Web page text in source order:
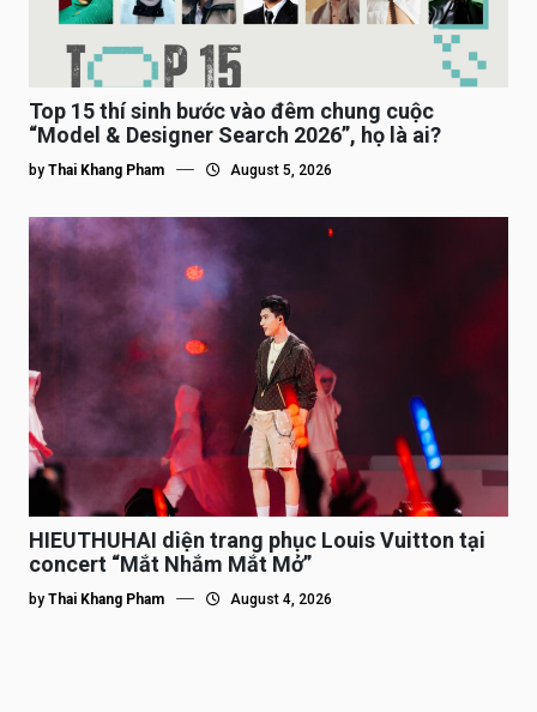
Top 15 thí sinh bước vào đêm chung cuộc
“Model & Designer Search 2026”, họ là ai?
by Thai Khang Pham August 5, 2026
HIEUTHUHAI diện trang phục Louis Vuitton tại
concert “Mắt Nhắm Mắt Mở”
by Thai Khang Pham August 4, 2026